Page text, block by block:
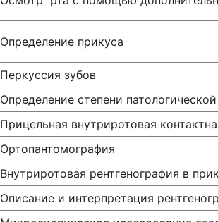
Определение прикуса
Перкуссия зубов
Определение степени
Прицельная внутриротовая
Ортопантомография
Внутриротовая рентгенография в
Описание и интерпретация